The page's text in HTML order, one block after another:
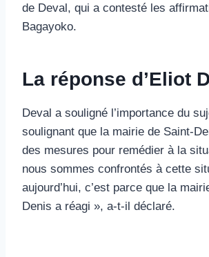
de Deval, qui a contesté les
Bagayoko.
La réponse d’Eliot
Deval a souligné l’importance du
soulignant que la mairie de Saint-
des mesures pour remédier à la
nous sommes confrontés à cette
aujourd’hui, c’est parce que la
Denis a réagi », a-t-il déclaré.